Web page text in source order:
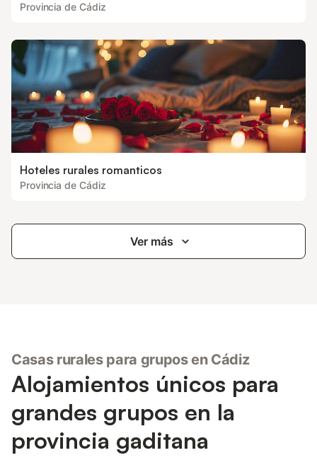
Provincia de Cádiz
Hoteles rurales romanticos
Provincia de Cádiz
Ver más
Casas rurales para grupos en Cádiz
Alojamientos únicos para
grandes grupos en la
provincia gaditana